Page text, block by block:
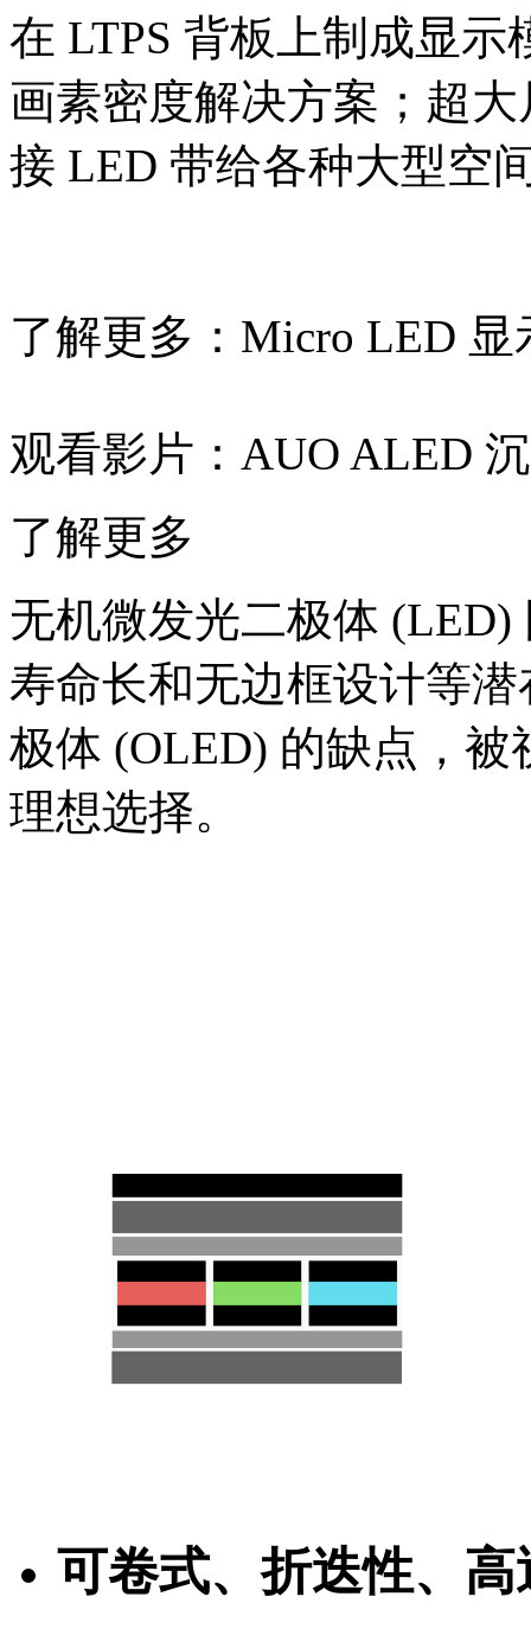
在 LTPS 背板上制成显示
画素密度解决方案；超大
接 LED 带给各种大型空
了解更多： Micro LED
观看影片： AUO ALED
了解更多
无机微发光二极体 (LED) 因
寿命长和无边框设计等潜
极体 (OLED) 的缺点，
理想选择。
可卷式、折迭性、